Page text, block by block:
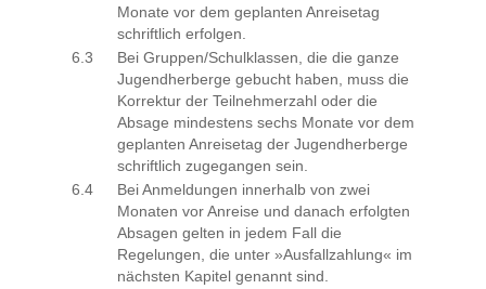
Monate vor dem geplanten Anreisetag
schriftlich erfolgen.
6.3
Bei Gruppen/Schulklassen, die die ganze
Jugendherberge gebucht haben, muss die
Korrektur der Teilnehmerzahl oder die
Absage mindestens sechs Monate vor dem
geplanten Anreisetag der Jugendherberge
schriftlich zugegangen sein.
6.4
Bei Anmeldungen innerhalb von zwei
Monaten vor Anreise und danach erfolgten
Absagen gelten in jedem Fall die
Regelungen, die unter »Ausfallzahlung« im
nächsten Kapitel genannt sind.